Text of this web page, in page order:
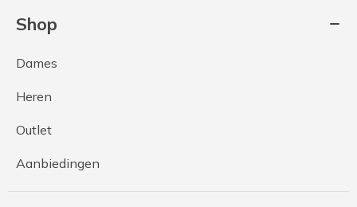
Shop
Dames
Heren
Outlet
Aanbiedingen